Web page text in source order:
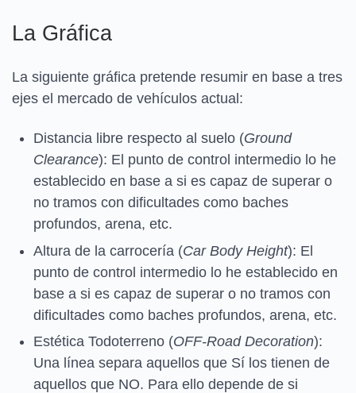
La Gráfica
La siguiente gráfica pretende resumir en base a tres
ejes el mercado de vehículos actual:
Distancia libre respecto al suelo (Ground
Clearance): El punto de control intermedio lo he
establecido en base a si es capaz de superar o
no tramos con dificultades como baches
profundos, arena, etc.
Altura de la carrocería (Car Body Height): El
punto de control intermedio lo he establecido en
base a si es capaz de superar o no tramos con
dificultades como baches profundos, arena, etc.
Estética Todoterreno (OFF-Road Decoration):
Una línea separa aquellos que Sí los tienen de
aquellos que NO. Para ello depende de si